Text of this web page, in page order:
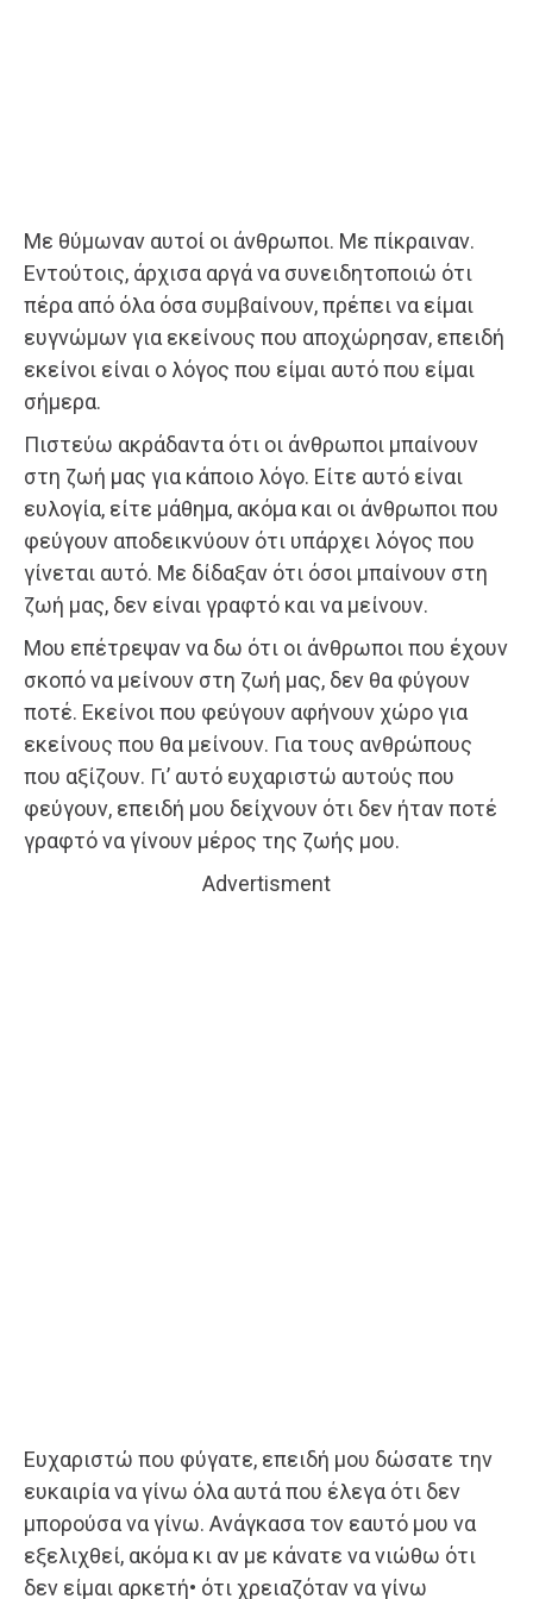
Με θύμωναν αυτοί οι άνθρωποι. Με πίκραιναν.
Εντούτοις, άρχισα αργά να συνειδητοποιώ ότι
πέρα από όλα όσα συμβαίνουν, πρέπει να είμαι
ευγνώμων για εκείνους που αποχώρησαν, επειδή
εκείνοι είναι ο λόγος που είμαι αυτό που είμαι
σήμερα.
Πιστεύω ακράδαντα ότι οι άνθρωποι μπαίνουν
στη ζωή μας για κάποιο λόγο. Είτε αυτό είναι
ευλογία, είτε μάθημα, ακόμα και οι άνθρωποι που
φεύγουν αποδεικνύουν ότι υπάρχει λόγος που
γίνεται αυτό. Με δίδαξαν ότι όσοι μπαίνουν στη
ζωή μας, δεν είναι γραφτό και να μείνουν.
Μου επέτρεψαν να δω ότι οι άνθρωποι που έχουν
σκοπό να μείνουν στη ζωή μας, δεν θα φύγουν
ποτέ. Εκείνοι που φεύγουν αφήνουν χώρο για
εκείνους που θα μείνουν. Για τους ανθρώπους
που αξίζουν. Γι’ αυτό ευχαριστώ αυτούς που
φεύγουν, επειδή μου δείχνουν ότι δεν ήταν ποτέ
γραφτό να γίνουν μέρος της ζωής μου.
Advertisment
Ευχαριστώ που φύγατε, επειδή μου δώσατε την
ευκαιρία να γίνω όλα αυτά που έλεγα ότι δεν
μπορούσα να γίνω. Ανάγκασα τον εαυτό μου να
εξελιχθεί, ακόμα κι αν με κάνατε να νιώθω ότι
δεν είμαι αρκετή• ότι χρειαζόταν να γίνω